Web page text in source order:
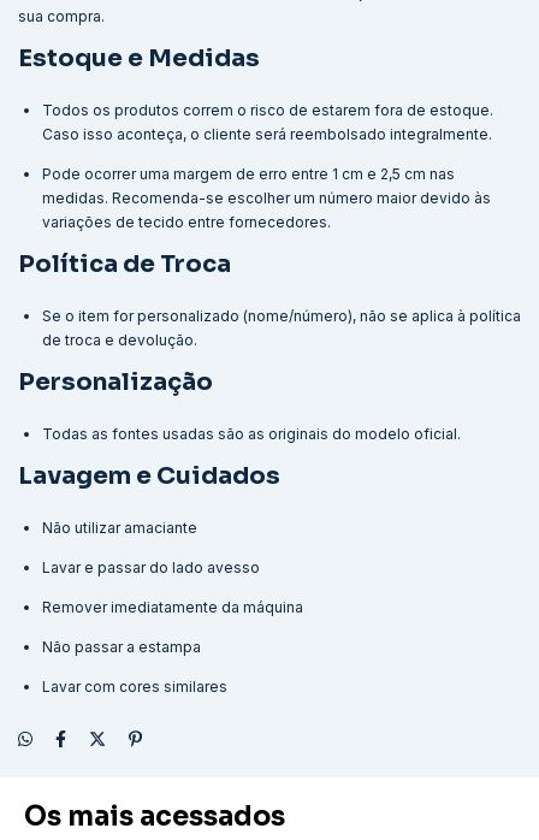
sua compra.
Estoque e Medidas
Todos os produtos correm o risco de estarem fora de estoque.
Caso isso aconteça, o cliente será reembolsado integralmente.
Pode ocorrer uma margem de erro entre 1 cm e 2,5 cm nas
medidas. Recomenda-se escolher um número maior devido às
variações de tecido entre fornecedores.
Política de Troca
Se o item for personalizado (nome/número), não se aplica à política
de troca e devolução.
Personalização
Todas as fontes usadas são as originais do modelo oficial.
Lavagem e Cuidados
Não utilizar amaciante
Lavar e passar do lado avesso
Remover imediatamente da máquina
Não passar a estampa
Lavar com cores similares
Os mais acessados